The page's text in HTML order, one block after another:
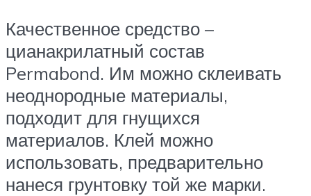
Качественное средство –
цианакрилатный состав
Permabond. Им можно склеивать
неоднородные материалы,
подходит для гнущихся
материалов. Клей можно
использовать, предварительно
нанеся грунтовку той же марки.